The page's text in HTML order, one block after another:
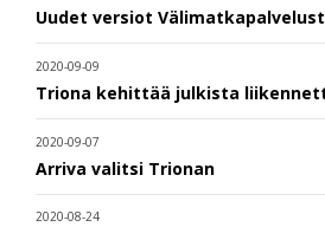
Uudet versiot
2020-09-09
Triona kehittää julkista
2020-09-07
Arriva valitsi Trionan
2020-08-24